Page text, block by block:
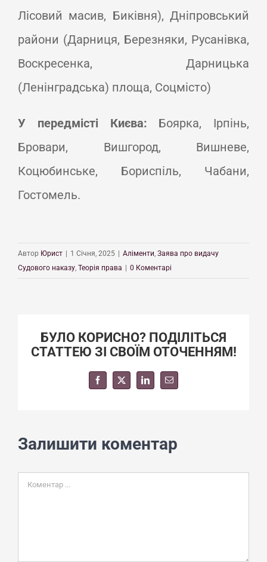
Лісовий масив, Биківня), Дніпровський
райони (Дарниця, Березняки, Русанівка,
Воскресенка, Дарницька
(Ленінградська) площа, Соцмісто)
У передмісті Києва: Боярка, Ірпінь,
Бровари, Вишгород, Вишневе,
Коцюбинське, Бориспіль, Чабани,
Гостомель.
Автор Юрист 1 Січня, 2025 Аліменти, Заява про видачу
Судового наказу, Теорія права 0 Коментарі
БУЛО КОРИСНО? ПОДІЛІТЬСЯ
СТАТТЕЮ ЗІ СВОЇМ ОТОЧЕННЯМ!
Facebook
X LinkedIn
E-
mail:
Залишити коментар
Comment